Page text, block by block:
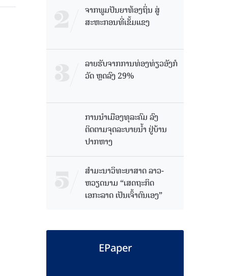
ຈາກພູມປັນຍາທ້ອງຖິ່ນ ສູ່
ສະຫະກອນທີ່ເຂັ້ມແຂງ
ລາຍຮັບຈາກການທ່ອງທ່ຽວອັງກໍ
ວັດ ຫຼດລົງ 29%
ການນໍາເມືອງທຸລະຄົມ ລົງ
ຕິດຕາມຈຸດລະບາຍນໍ້າ ຢູ່ບ້ານ
ປາກຫາງ
ສຳມະນາວິທະຍາສາດ ລາວ-
ຫວຽດນາມ “ເສດຖະກິດ
ເອກະລາດ ເປັນເຈົ້າຕົນເອງ”
EPaper